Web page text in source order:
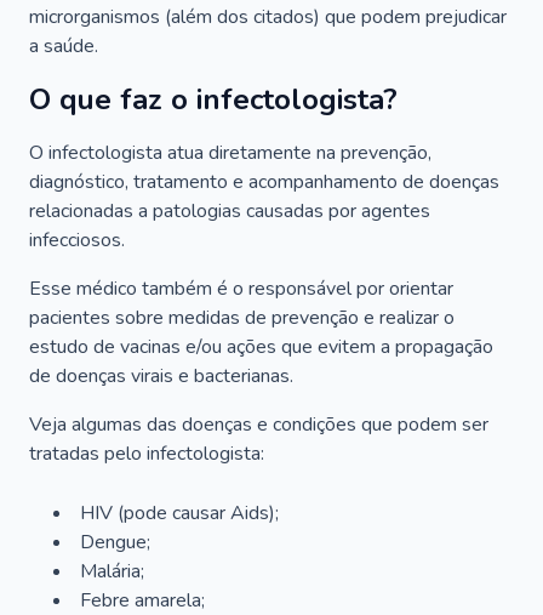
microrganismos (além dos citados) que podem prejudicar
a saúde.
O que faz o infectologista?
O infectologista atua diretamente na prevenção,
diagnóstico, tratamento e acompanhamento de doenças
relacionadas a patologias causadas por agentes
infecciosos.
Esse médico também é o responsável por orientar
pacientes sobre medidas de prevenção e realizar o
estudo de vacinas e/ou ações que evitem a propagação
de doenças virais e bacterianas.
Veja algumas das doenças e condições que podem ser
tratadas pelo infectologista:
HIV (pode causar Aids);
Dengue;
Malária;
Febre amarela;